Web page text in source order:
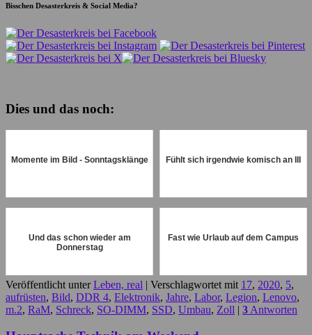
Bisschen Desasterkreis & Social Media?
Dies und das noch:
Momente im Bild - Sonntagsklänge Fühlt sich irgendwie komisch an III
Und das schon wieder am
Donnerstag
Fast wie Urlaub auf dem Campus
Veröffentlicht unter Leben, real | Verschlagwortet mit 17, 2020, 5,
aufrüsten, Bild, DDR 4, Elektronik, Jahre, Labor, Legion, Lenovo,
m.2, RaM, Schreck, SO-DIMM, SSD, Umbau, Zoll | 3 Antworten